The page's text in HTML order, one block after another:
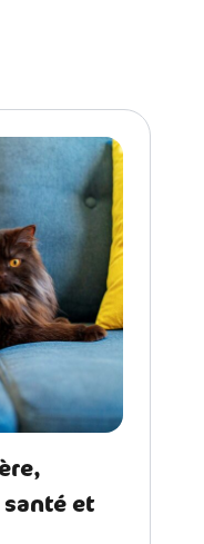
et